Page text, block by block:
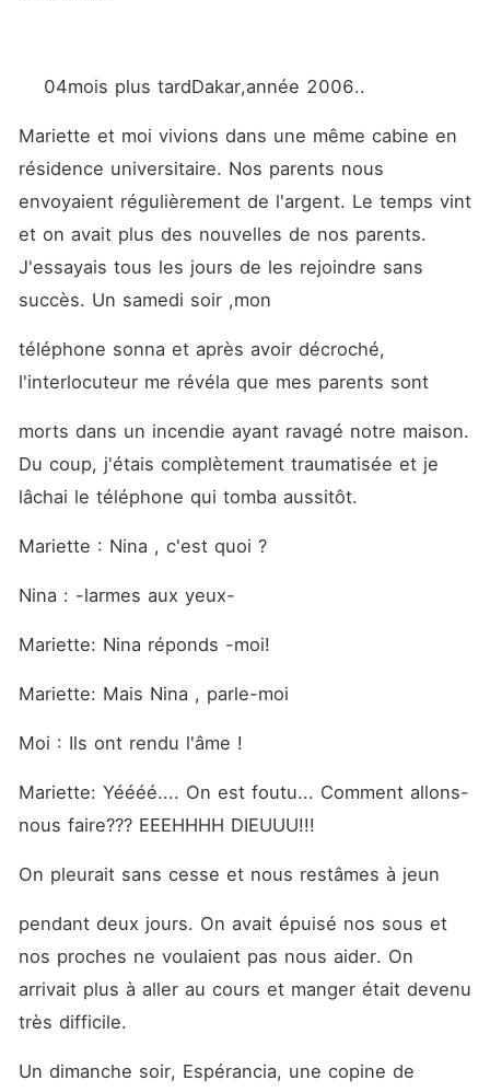
    04mois plus tardDakar,année 2006..
Mariette et moi vivions dans une même cabine en
résidence universitaire. Nos parents nous
envoyaient régulièrement de l'argent. Le temps vint
et on avait plus des nouvelles de nos parents.
J'essayais tous les jours de les rejoindre sans
succès. Un samedi soir ,mon
téléphone sonna et après avoir décroché,
l'interlocuteur me révéla que mes parents sont
morts dans un incendie ayant ravagé notre maison.
Du coup, j'étais complètement traumatisée et je
lâchai le téléphone qui tomba aussitôt.
Mariette : Nina , c'est quoi ?
Nina : -larmes aux yeux-
Mariette: Nina réponds -moi!
Mariette: Mais Nina , parle-moi
Moi : Ils ont rendu l'âme !
Mariette: Yéééé.... On est foutu... Comment allons-
nous faire??? EEEHHHH DIEUUU!!!
On pleurait sans cesse et nous restâmes à jeun
pendant deux jours. On avait épuisé nos sous et
nos proches ne voulaient pas nous aider. On
arrivait plus à aller au cours et manger était devenu
très difficile.
Un dimanche soir, Espérancia, une copine de